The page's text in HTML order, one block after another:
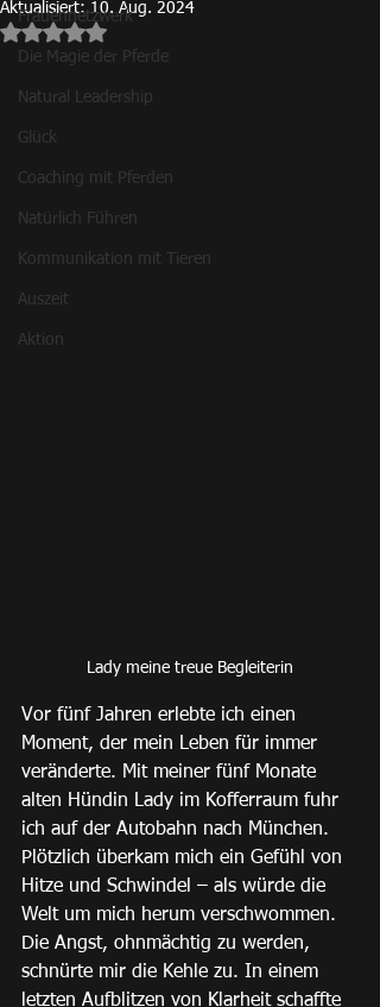
Frauennetzwerk
Die Magie der Pferde
Natural Leadership
Glück
Coaching mit Pferden
Natürlich Führen
Kommunikation mit Tieren
Auszeit
Aktion
Aktualisiert:10. Aug. 2024
Mit NaN von 5 Sternen bewertet.
Lady meine treue Begleiterin
Vor fünf Jahren erlebte ich einen
Moment, der mein Leben für immer
veränderte. Mit meiner fünf Monate
alten Hündin Lady im Kofferraum fuhr
ich auf der Autobahn nach München.
Plötzlich überkam mich ein Gefühl von
Hitze und Schwindel – als würde die
Welt um mich herum verschwommen.
Die Angst, ohnmächtig zu werden,
schnürte mir die Kehle zu. In einem
letzten Aufblitzen von Klarheit schaffte